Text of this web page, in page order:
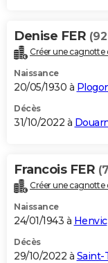
Denise FER
Créer une cagnotte
Naissance
20/05/1930 à
Décès
31/10/2022 à
Francois FER
Créer une cagnotte
Naissance
24/01/1943 à Henvic
Décès
29/10/2022 à Saint-